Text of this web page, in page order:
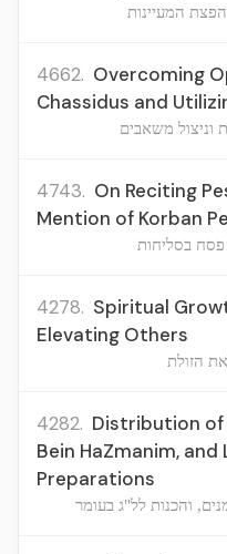
המעיינות
4662. Overcoming
Chassidus and
וניצול משאבים
4743. On Reciting
Mention of Korban
פסח בסליחות
4278. Spiritual
Elevating Others
הזולת
4282. Distribution of
Bein HaZmanim, and
Preparations
והכנות לל"ג בעומר